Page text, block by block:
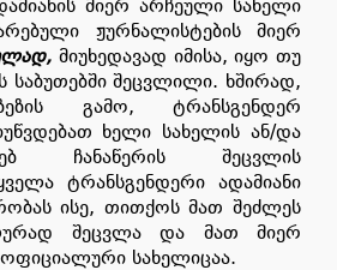
მიერ არჩეული სახელი
ჟურნალისტების მიერ
მიუხედავად იმისა, იყო თუ
საბუთებში შეცვლილი. ხშირად,
გამო, ტრანსგენდერ
ხელი სახელის ან/და
ჩანაწერის შეცვლის
ტრანსგენდერი ადამიანი
ისე, თითქოს მათ შეძლეს
შეცვლა და მათ მიერ
სახელიცაა.